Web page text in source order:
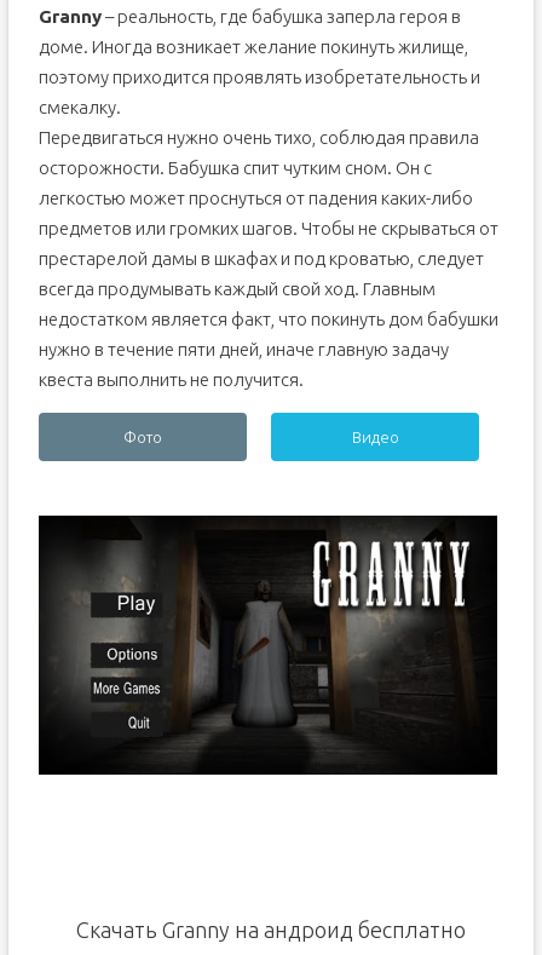
Granny– реальность, где бабушка заперла героя в
доме. Иногда возникает желание покинуть жилище,
поэтому приходится проявлять изобретательность и
смекалку.
Передвигаться нужно очень тихо, соблюдая правила
осторожности. Бабушка спит чутким сном. Он с
легкостью может проснуться от падения каких-либо
предметов или громких шагов. Чтобы не скрываться от
престарелой дамы в шкафах и под кроватью, следует
всегда продумывать каждый свой ход. Главным
недостатком является факт, что покинуть дом бабушки
нужно в течение пяти дней, иначе главную задачу
квеста выполнить не получится.
Фото Видео
Скачать Granny на андроид бесплатно